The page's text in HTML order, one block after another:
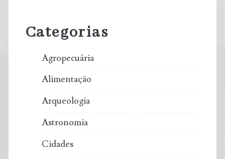
Sidebar
Categorias
Agropecuária
Alimentação
Arqueologia
Astronomia
Cidades